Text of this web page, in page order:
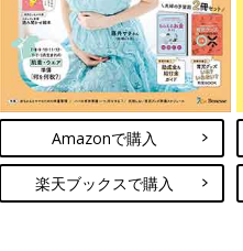
員の医療費を合計する。合計
きる。
場でもらう源泉徴収票をもら
Amazonで購入
楽天ブックスで購入